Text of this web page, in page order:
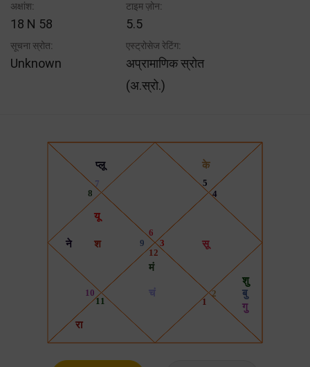
अक्षांश:
18 N 58
टाइम ज़ोन:
5.5
सूचना स्रोत:
Unknown
एस्ट्रोसेज रेटिंग:
अप्रामाणिक स्रोत
(अ.स्रो.)